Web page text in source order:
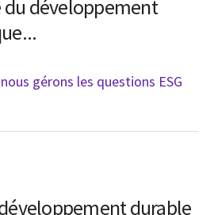
développement
gérons les questions ESG
durable